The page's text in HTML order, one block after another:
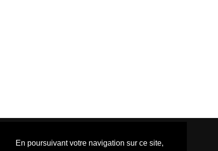
En poursuivant votre navigation sur ce site,